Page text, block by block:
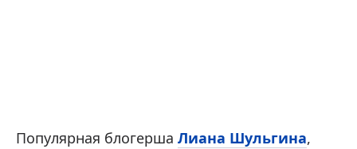
Популярная блогерша Лиана Шульгина,